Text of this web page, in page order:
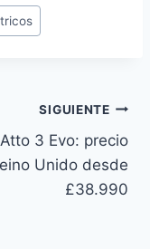
SIGUIENTE
3 Evo: precio
Unido desde
£38.990